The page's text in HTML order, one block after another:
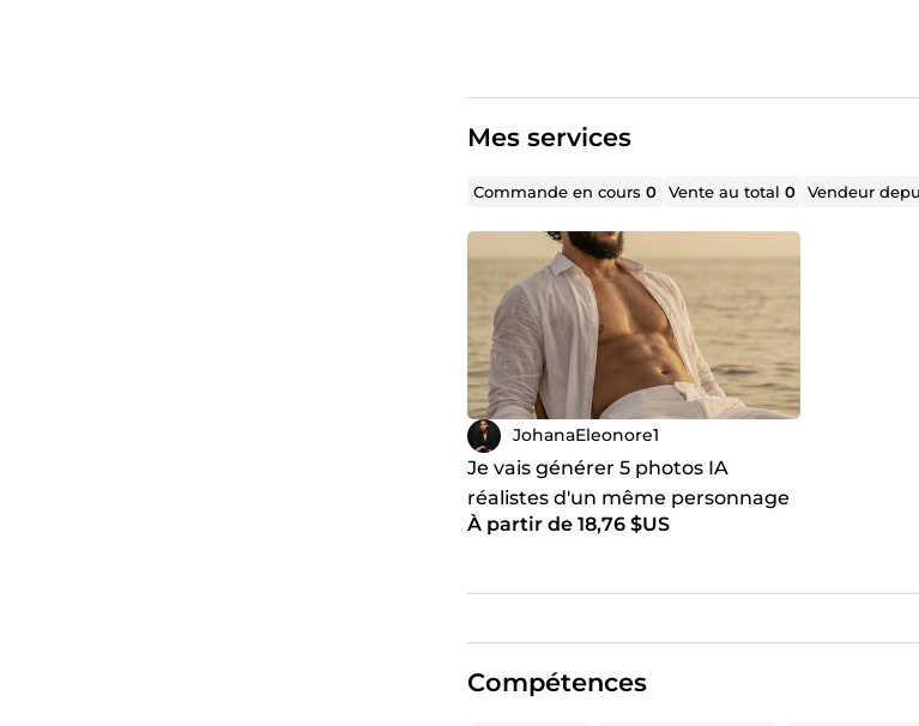
Mes services
Commande en cours0 Vente au total0 Vendeur
JohanaEleonore1
Je vais générer 5 photos IA
réalistes d'un même personnage
À partir de 18,76 $US
Compétences